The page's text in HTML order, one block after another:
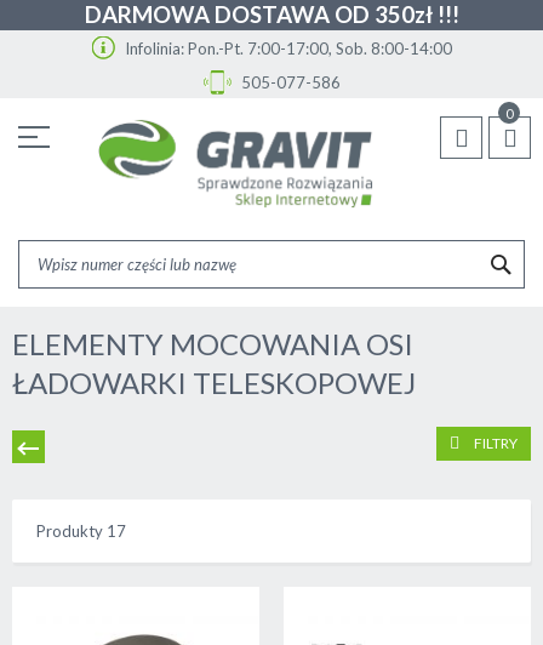
DARMOWA DOSTAWA OD 350zł !!!
Infolinia: Pon.-Pt. 7:00-17:00, Sob. 8:00-14:00
505-077-586
treści
0
ELEMENTY MOCOWANIA OSI
ŁADOWARKI TELESKOPOWEJ
Produkty 17
FILTRY